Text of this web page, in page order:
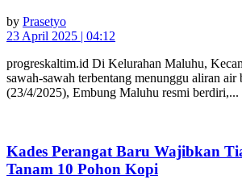
by Prasetyo
23 April 2025 | 04:12
progreskaltim.id Di Kelurahan Maluhu,
sawah-sawah terbentang menunggu aliran air
(23/4/2025), Embung Maluhu resmi berdiri,...
Kades Perangat Baru Wajibkan
Tanam 10 Pohon Kopi